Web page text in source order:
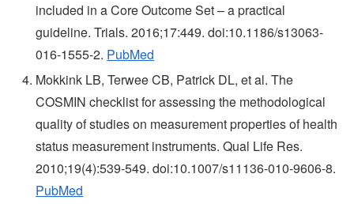
included in a Core Outcome Set – a practical
guideline. Trials. 2016;17:449. doi:10.1186/s13063-
016-1555-2. PubMed
Mokkink LB, Terwee CB, Patrick DL, et al. The
COSMIN checklist for assessing the methodological
quality of studies on measurement properties of health
status measurement instruments. Qual Life Res.
2010;19(4):539-549. doi:10.1007/s11136-010-9606-8.
PubMed